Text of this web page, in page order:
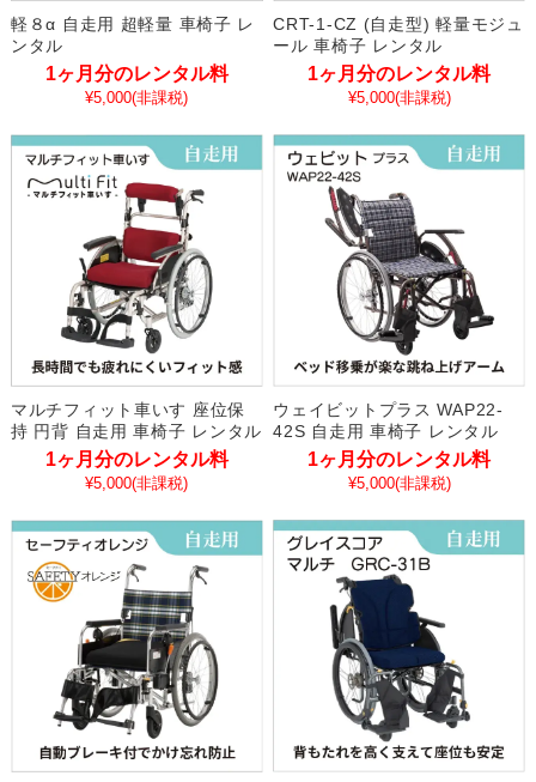
軽８α 自走用 超軽量 車椅子 レ
ンタル
1ヶ月分のレンタル料
¥5,000(非課税)
CRT-1-CZ (自走型) 軽量モジュ
ール 車椅子 レンタル
1ヶ月分のレンタル料
¥5,000(非課税)
マルチフィット車いす 座位保
持 円背 自走用 車椅子 レンタル
1ヶ月分のレンタル料
¥5,000(非課税)
ウェイビットプラス WAP22-
42S 自走用 車椅子 レンタル
1ヶ月分のレンタル料
¥5,000(非課税)